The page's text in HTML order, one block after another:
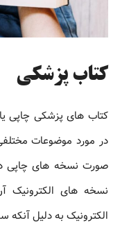
کتاب پزشکی
کتاب های پزشکی چاپی
در مورد موضوعات
صورت نسخه های چاپی
نسخه های الکترونیک
الکترونیک به دلیل آنکه